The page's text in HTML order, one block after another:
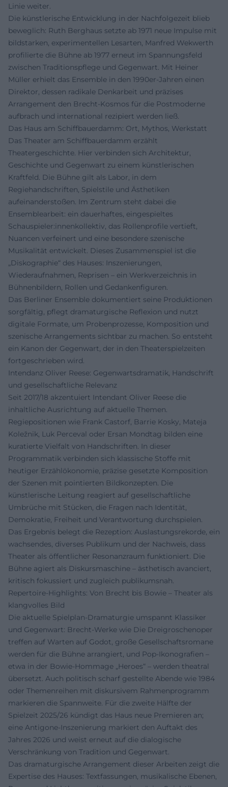
Linie weiter.
Die künstlerische Entwicklung in der Nachfolgezeit blieb
beweglich: Ruth Berghaus setzte ab 1971 neue Impulse mit
bildstarken, experimentellen Lesarten, Manfred Wekwerth
profilierte die Bühne ab 1977 erneut im Spannungsfeld
zwischen Traditionspflege und Gegenwart. Mit Heiner
Müller erhielt das Ensemble in den 1990er-Jahren einen
Direktor, dessen radikale Denkarbeit und präzises
Arrangement den Brecht-Kosmos für die Postmoderne
aufbrach und international rezipiert werden ließ.
Das Haus am Schiffbauerdamm: Ort, Mythos, Werkstatt
Das Theater am Schiffbauerdamm erzählt
Theatergeschichte. Hier verbinden sich Architektur,
Geschichte und Gegenwart zu einem künstlerischen
Kraftfeld. Die Bühne gilt als Labor, in dem
Regiehandschriften, Spielstile und Ästhetiken
aufeinanderstoßen. Im Zentrum steht dabei die
Ensemblearbeit: ein dauerhaftes, eingespieltes
Schauspieler:innenkollektiv, das Rollenprofile vertieft,
Nuancen verfeinert und eine besondere szenische
Musikalität entwickelt. Dieses Zusammenspiel ist die
„Diskographie“ des Hauses: Inszenierungen,
Wiederaufnahmen, Reprisen – ein Werkverzeichnis in
Bühnenbildern, Rollen und Gedankenfiguren.
Das Berliner Ensemble dokumentiert seine Produktionen
sorgfältig, pflegt dramaturgische Reflexion und nutzt
digitale Formate, um Probenprozesse, Komposition und
szenische Arrangements sichtbar zu machen. So entsteht
ein Kanon der Gegenwart, der in den Theaterspielzeiten
fortgeschrieben wird.
Intendanz Oliver Reese: Gegenwartsdramatik, Handschrift
und gesellschaftliche Relevanz
Seit 2017/18 akzentuiert Intendant Oliver Reese die
inhaltliche Ausrichtung auf aktuelle Themen.
Regiepositionen wie Frank Castorf, Barrie Kosky, Mateja
Koležnik, Luk Perceval oder Ersan Mondtag bilden eine
kuratierte Vielfalt von Handschriften. In dieser
Programmatik verbinden sich klassische Stoffe mit
heutiger Erzählökonomie, präzise gesetzte Komposition
der Szenen mit pointierten Bildkonzepten. Die
künstlerische Leitung reagiert auf gesellschaftliche
Umbrüche mit Stücken, die Fragen nach Identität,
Demokratie, Freiheit und Verantwortung durchspielen.
Das Ergebnis belegt die Rezeption: Auslastungsrekorde, ein
wachsendes, diverses Publikum und der Nachweis, dass
Theater als öffentlicher Resonanzraum funktioniert. Die
Bühne agiert als Diskursmaschine – ästhetisch avanciert,
kritisch fokussiert und zugleich publikumsnah.
Repertoire-Highlights: Von Brecht bis Bowie – Theater als
klangvolles Bild
Die aktuelle Spielplan-Dramaturgie umspannt Klassiker
und Gegenwart: Brecht-Werke wie Die Dreigroschenoper
treffen auf Warten auf Godot, große Gesellschaftsromane
werden für die Bühne arrangiert, und Pop-Ikonografien –
etwa in der Bowie-Hommage „Heroes“ – werden theatral
übersetzt. Auch politisch scharf gestellte Abende wie 1984
oder Themenreihen mit diskursivem Rahmenprogramm
markieren die Spannweite. Für die zweite Hälfte der
Spielzeit 2025/26 kündigt das Haus neue Premieren an;
eine Antigone-Inszenierung markiert den Auftakt des
Jahres 2026 und weist erneut auf die dialogische
Verschränkung von Tradition und Gegenwart.
Das dramaturgische Arrangement dieser Arbeiten zeigt die
Expertise des Hauses: Textfassungen, musikalische Ebenen,